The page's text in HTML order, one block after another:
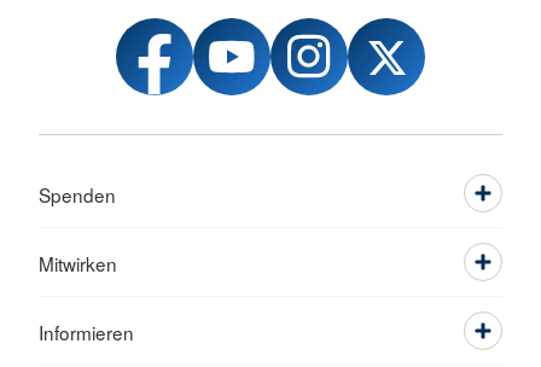
Spenden
Mitwirken
Informieren